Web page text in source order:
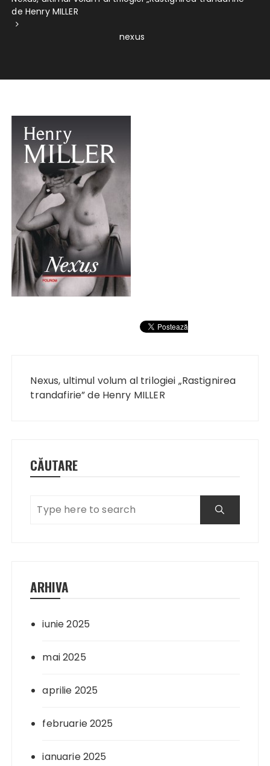
de Henry MILLER
nexus
articole
Nexus, ultimul volum al trilogiei „Rastignirea
trandafirie” de Henry MILLER
CĂUTARE
ARHIVA
iunie 2025
mai 2025
aprilie 2025
februarie 2025
ianuarie 2025